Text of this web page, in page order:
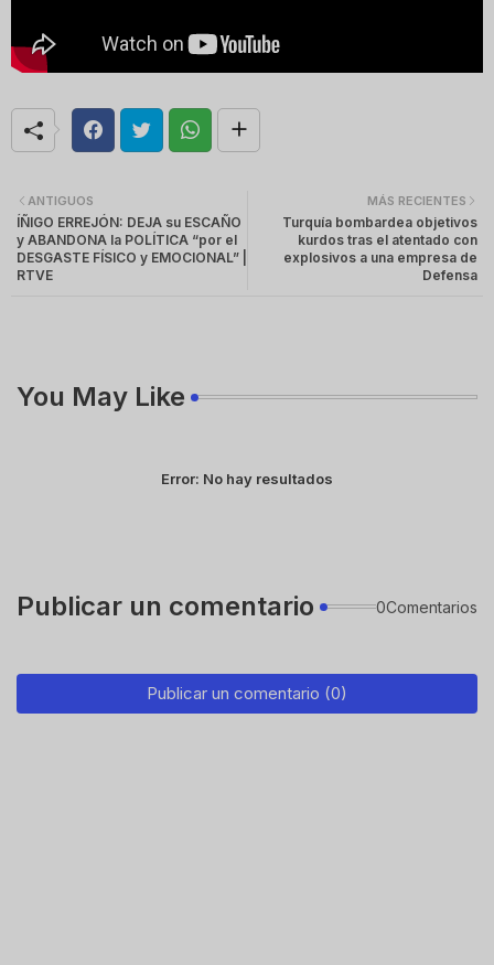
MÁS RECIENTES
Turquía bombardea objetivos
kurdos tras el atentado con
explosivos a una empresa de
Defensa
ANTIGUOS
ÍÑIGO ERREJÓN: DEJA su ESCAÑO
y ABANDONA la POLÍTICA “por el
DESGASTE FÍSICO y EMOCIONAL” |
RTVE
You May Like
Error: No hay resultados
Publicar un comentario 0Comentarios
Publicar un comentario (0)